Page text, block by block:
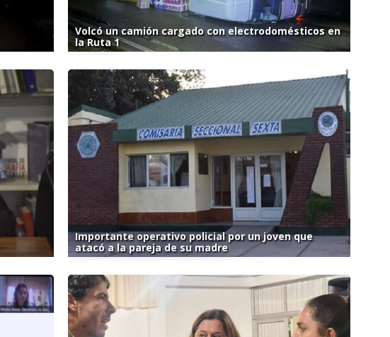
Volcó un camión cargado con electrodomésticos en
la Ruta 1
Importante operativo policial por un joven que
atacó a la pareja de su madre